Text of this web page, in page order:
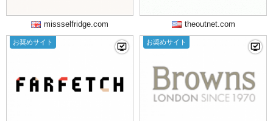
missselfridge.com theoutnet.com
お奨めサイト お奨めサイト